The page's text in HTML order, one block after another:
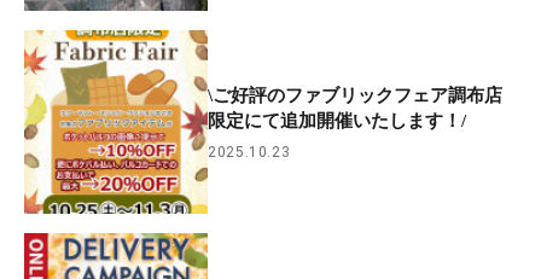
\ご好評のファブリックフェア調布店
限定にて追加開催いたします！/
2025.10.23